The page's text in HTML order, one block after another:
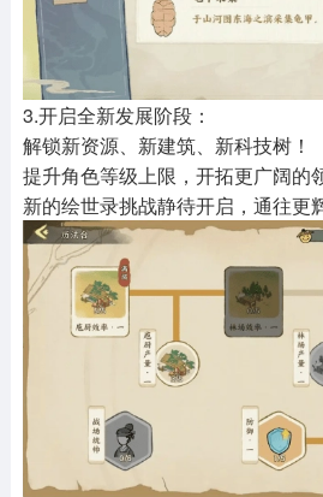
3.开启全新发展阶段：
解锁新资源、新建筑、新科技树！
提升角色等级上限，开拓更广阔的
新的绘世录挑战静待开启，通往更